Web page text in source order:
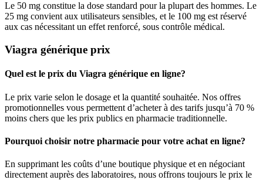
Le 50 mg constitue la dose standard pour la plupart des hommes. Le
25 mg convient aux utilisateurs sensibles, et le 100 mg est réservé
aux cas nécessitant un effet renforcé, sous contrôle médical.
Viagra générique prix
Quel est le prix du Viagra générique en ligne?
Le prix varie selon le dosage et la quantité souhaitée. Nos offres
promotionnelles vous permettent d’acheter à des tarifs jusqu’à 70 %
moins chers que les prix publics en pharmacie traditionnelle.
Pourquoi choisir notre pharmacie pour votre achat en ligne?
En supprimant les coûts d’une boutique physique et en négociant
directement auprès des laboratoires, nous offrons toujours le prix le